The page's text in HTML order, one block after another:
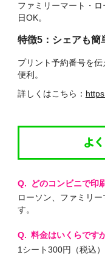
ファミリーマート・
日OK。
特徴5：シェアも簡
プリント予約番号を
便利。
詳しくはこちら：
よ
どのコンビニで印
ローソン、ファミリ
す。
料金はいくらです
1シート300円（税込）